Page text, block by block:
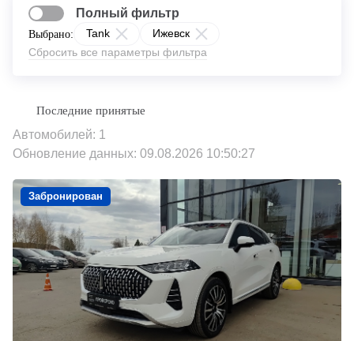
Выбрано: Tank
Ижевск
Сбросить все параметры фильтра
Полный фильтр
Автомобилей: 1
Обновление данных: 09.08.2026 10:50:27
Забронирован